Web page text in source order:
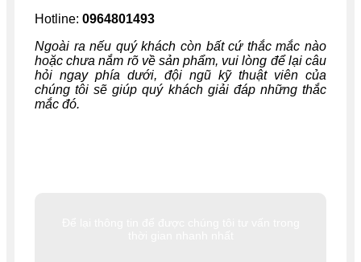
Hotline: 0964801493
Ngoài ra nếu quý khách còn bất cứ thắc mắc nào
hoặc chưa nắm rõ về sản phẩm, vui lòng để lại câu
hỏi ngay phía dưới, đội ngũ kỹ thuật viên của
chúng tôi sẽ giúp quý khách giải đáp những thắc
mắc đó.